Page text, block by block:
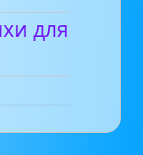
для